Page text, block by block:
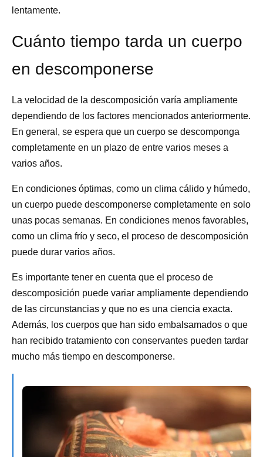
lentamente.
Cuánto tiempo tarda un cuerpo
en descomponerse
La velocidad de la descomposición varía ampliamente
dependiendo de los factores mencionados anteriormente.
En general, se espera que un cuerpo se descomponga
completamente en un plazo de entre varios meses a
varios años.
En condiciones óptimas, como un clima cálido y húmedo,
un cuerpo puede descomponerse completamente en solo
unas pocas semanas. En condiciones menos favorables,
como un clima frío y seco, el proceso de descomposición
puede durar varios años.
Es importante tener en cuenta que el proceso de
descomposición puede variar ampliamente dependiendo
de las circunstancias y que no es una ciencia exacta.
Además, los cuerpos que han sido embalsamados o que
han recibido tratamiento con conservantes pueden tardar
mucho más tiempo en descomponerse.